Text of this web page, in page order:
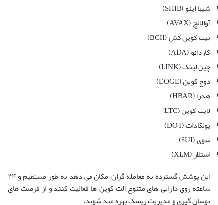
شیبا اینو (SHIB)
آوالانچ (AVAX)
بیت کوین کش (BCH)
کاردانو (ADA)
چین لینک (LINK)
دوج کوین (DOGE)
هدرا (HBAR)
لایت کوین (LTC)
پولکادات (DOT)
سوی (SUI)
استلار (XLM)
این پوشش گسترده به معامله گران امکان می دهد به طور مستقیم و ۲۴
ساعته روی دارایی های متنوع آلت کوین ها فعالیت کنند و از فرصت های
نوسان گیری و مدیریت ریسک بهره مند شوند.